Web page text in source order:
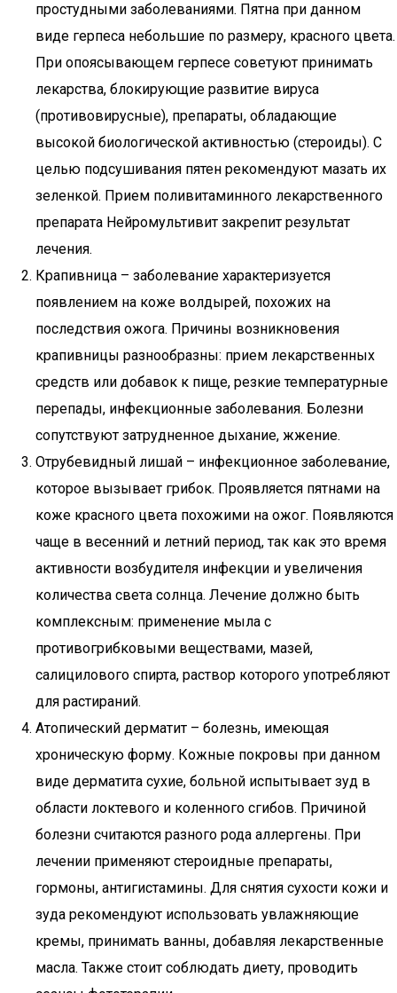
простудными заболеваниями. Пятна при данном
виде герпеса небольшие по размеру, красного цвета.
При опоясывающем герпесе советуют принимать
лекарства, блокирующие развитие вируса
(противовирусные), препараты, обладающие
высокой биологической активностью (стероиды). С
целью подсушивания пятен рекомендуют мазать их
зеленкой. Прием поливитаминного лекарственного
препарата Нейромультивит закрепит результат
лечения.
Крапивница – заболевание характеризуется
появлением на коже волдырей, похожих на
последствия ожога. Причины возникновения
крапивницы разнообразны: прием лекарственных
средств или добавок к пище, резкие температурные
перепады, инфекционные заболевания. Болезни
сопутствуют затрудненное дыхание, жжение.
Отрубевидный лишай – инфекционное заболевание,
которое вызывает грибок. Проявляется пятнами на
коже красного цвета похожими на ожог. Появляются
чаще в весенний и летний период, так как это время
активности возбудителя инфекции и увеличения
количества света солнца. Лечение должно быть
комплексным: применение мыла с
противогрибковыми веществами, мазей,
салицилового спирта, раствор которого употребляют
для растираний.
Атопический дерматит – болезнь, имеющая
хроническую форму. Кожные покровы при данном
виде дерматита сухие, больной испытывает зуд в
области локтевого и коленного сгибов. Причиной
болезни считаются разного рода аллергены. При
лечении применяют стероидные препараты,
гормоны, антигистамины. Для снятия сухости кожи и
зуда рекомендуют использовать увлажняющие
кремы, принимать ванны, добавляя лекарственные
масла. Также стоит соблюдать диету, проводить